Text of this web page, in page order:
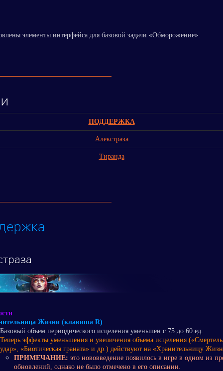
элементы интерфейса для базовой задачи «Обморожение».
ПОДДЕРЖКА
Алекстраза
Тиранда
Жизни (клавиша R)
Базовый объем периодического исцеления уменьшен с 75 до 60 ед.
Теперь эффекты уменьшения и увеличения объема исцеления
удар», «Биотическая граната» и др.) действуют на «Хранительницу
ПРИМЕЧАНИЕ: это нововведение появилось в игре в одном из
обновлений, однако не было отмечено в его описании.